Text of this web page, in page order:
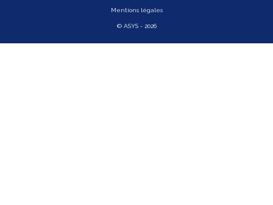
Mentions légales
© ASYS - 2026